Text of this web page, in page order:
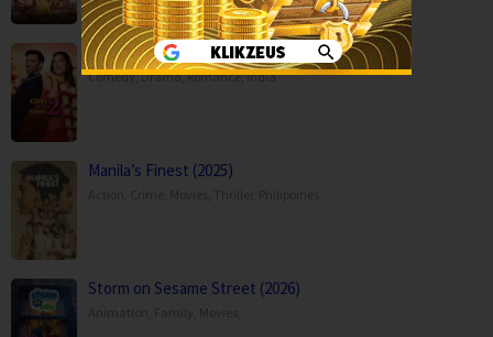
Ginny Wedss Sunny 2 (2026)
Comedy,Drama,Romance,India
Manila’s Finest (2025)
Storm on Sesame Street (2026)